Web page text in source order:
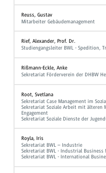
Reuss, Gustav
Mitarbeiter Gebäudemanagement
Rief, Alexander, Prof. Dr.
Studiengangsleiter BWL - Spedition,
Rißmann-Eckle, Anke
Sekretariat Förderverein der DHBW
Root, Svetlana
Sekretariat Case Management im
Sekretariat Soziale Arbeit mit älteren
Engagement
Sekretariat Soziale Dienste der
Royla, Iris
Sekretariat BWL – Industrie
Sekretariat BWL - Industrial Business
Sekretariat BWL - International